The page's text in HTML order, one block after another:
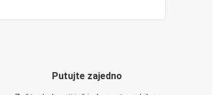
Putujte zajedno